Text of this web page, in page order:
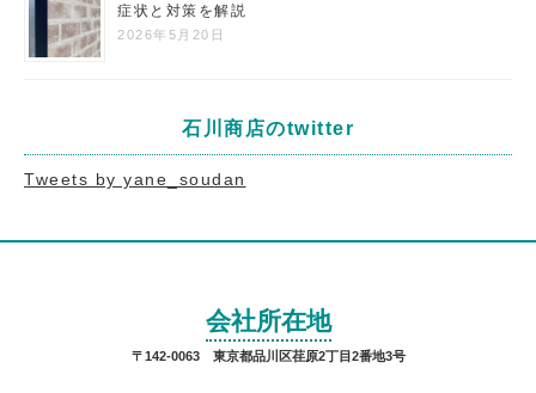
症状と対策を解説
2026年5月20日
石川商店のtwitter
Tweets by yane_soudan
会社所在地
〒142-0063 東京都品川区荏原2丁目2番地3号